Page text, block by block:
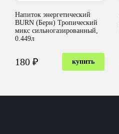
Напиток энергетический
BURN (Берн) Тропический
микс сильногазированный,
0.449л
180 ₽ купить